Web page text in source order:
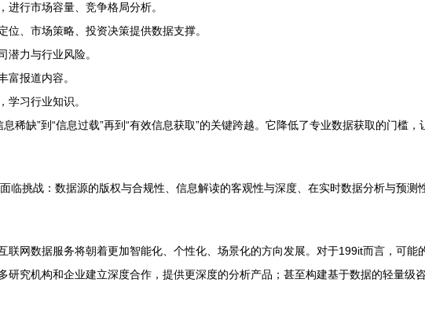
进行市场容量、竞争格局分析。
位、市场策略、投资决策提供数据支撑。
潜力与行业风险。
富报道内容。
学习行业知识。
稀缺”到“信息过载”再到“有效信息获取”的关键跨越。它降低了专业数据获取的门槛
临挑战：数据源的版权与合规性、信息解读的客观性与深度、在实时数据分析与预测
联网数据服务将朝着更加智能化、个性化、场景化的方向发展。对于199it而言，可
究机构和企业建立深度合作，提供更深度的分析产品；甚至构建基于数据的轻量级咨